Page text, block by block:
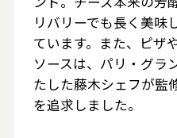
リバリーでも長く美味
ています。また、ピザ
ソースは、パリ・グラ
たした藤木シェフが監
を追求しました。